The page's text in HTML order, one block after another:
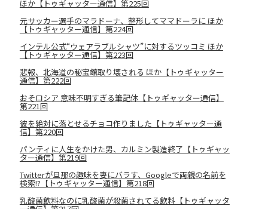
ほか【トゥギャッター通信】第225回
元サッカー選手のマラドーナ、整形してママドーラに ほか
【トゥギャッター通信】第224回
インテル公式“ウェアラブルシャツ”に対するツッコミ ほか
【トゥギャッター通信】第223回
悲報、北海道の秘宝館取り壊される ほか【トゥギャッター
通信】第222回
おそロシア 意味不明すぎる筆記体【トゥギャッター通信】
第221回
彼を絶対に落とせるチョコ作りました【トゥギャッター通
信】第220回
パンティに人生をかけた男、カルミン製造終了【トゥギャッ
ター通信】第219回
Twitterが旦那の趣味を妻にバラす、Googleで両親の名前を
検索!?【トゥギャッター通信】第218回
乳酸菌飲料なのに乳酸菌が殺菌されてる飲料【トゥギャッタ